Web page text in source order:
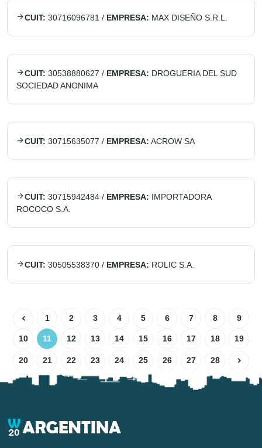
CUIT: 30716096781 / EMPRESA: MAX DISEÑO S.R.L.
CUIT: 30538880627 / EMPRESA: DROGUERIA DEL SUD
SOCIEDAD ANONIMA
CUIT: 30715635077 / EMPRESA: ACROW SA
CUIT: 30715942484 / EMPRESA: IMPORTADORA
ROCOCO S.A.
CUIT: 30505538370 / EMPRESA: ROLIC S.A.
1 2 3 4 5 6 7 8 9
10 11 12 13 14 15 16 17 18 19
20 21 22 23 24 25 26 27 28